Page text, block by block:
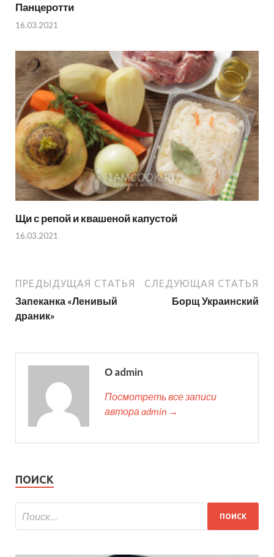
Панцеротти
16.03.2021
Щи с репой и квашеной капустой
16.03.2021
ПРЕДЫДУЩАЯ СТАТЬЯ
Запеканка «Ленивый
драник»
СЛЕДУЮЩАЯ СТАТЬЯ
Борщ Украинский
О admin
Посмотреть все записи
автора admin →
ПОИСК